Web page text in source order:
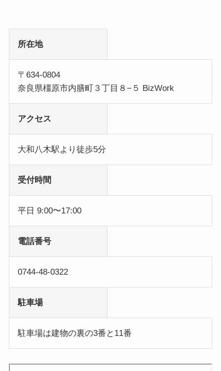
所在地
〒634-0804
奈良県橿原市内膳町３丁目８−５ BizWork
アクセス
大和八木駅より徒歩5分
受付時間
平日 9:00〜17:00
電話番号
0744-48-0322
駐車場
駐車場は建物の裏の3番と11番